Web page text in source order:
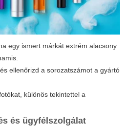
egy ismert márkát extrém alacsony
ellenőrizd a sorozatszámot a gyártó
különös tekintettel a
és ügyfélszolgálat